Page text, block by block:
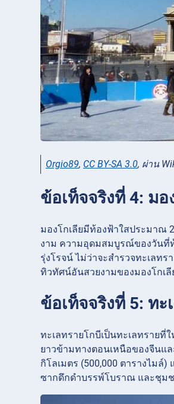
Orgio89, CC BY-SA 3.0, ผ่าน
ข้อเท็จจริงที่ 4: ม
มองโกเลียมีท้องฟ้าใสประมา
งาม ความอุดมสมบูรณ์ของวันที่
รุ่งโรจน์ ไม่ว่าจะสำรวจทะเลท
ทิวทัศน์อันสวยงามของมองโกเ
ข้อเท็จจริงที่ 5: ท
ทะเลทรายโกบีเป็นทะเลทราย
ยาวข้ามทางตอนเหนือของจีนแ
กิโลเมตร (500,000 ตารางไม
ซากดึกดำบรรพ์โบราณ และชุม